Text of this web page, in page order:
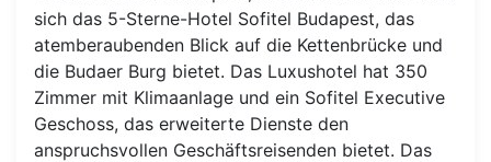
sich das 5-Sterne-Hotel Sofitel Budapest, das
atemberaubenden Blick auf die Kettenbrücke und
die Budaer Burg bietet. Das Luxushotel hat 350
Zimmer mit Klimaanlage und ein Sofitel Executive
Geschoss, das erweiterte Dienste den
anspruchsvollen Geschäftsreisenden bietet. Das